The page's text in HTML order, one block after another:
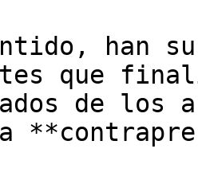
han
que
de los